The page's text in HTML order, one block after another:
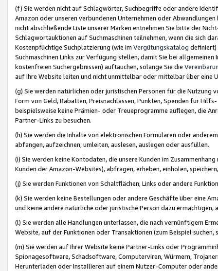
(f) Sie werden nicht auf Schlagwörter, Suchbegriffe oder andere
Amazon oder unseren verbundenen Unternehmen oder
nicht abschließende Liste unserer Marken entnehmen Sie bitte der
Schlagwortauktionen auf Suchmaschinen teilnehmen, wenn die sich
Kostenpflichtige Suchplatzierung (wie im Vergütungskatalog definiert)
Suchmaschinen Links zur Verfügung stellen, damit Sie bei
kostenfreien Suchergebnissen) auftauchen, solange Sie die
auf Ihre Website leiten und nicht unmittelbar oder mittelbar über eine
(g) Sie werden natürlichen oder juristischen Personen für die Nutzung
Form von Geld, Rabatten, Preisnachlässen, Punkten, Spenden für
beispielsweise keine Prämien- oder Treueprogramme auflegen, die
Partner-Links zu besuchen.
(h) Sie werden die Inhalte von elektronischen Formularen oder
abfangen, aufzeichnen, umleiten, auslesen, auslegen oder ausfüllen.
(i) Sie werden keine Kontodaten, die unsere Kunden im
Kunden der Amazon-Websites), abfragen, erheben, einholen,
(j) Sie werden Funktionen von Schaltflächen, Links oder andere
(k) Sie werden keine Bestellungen oder andere Geschäfte über eine
und keine andere natürliche oder juristische Person dazu
(l) Sie werden alle Handlungen unterlassen, die nach vernünftigem
Website, auf der Funktionen oder Transaktionen (zum Beispiel
(m) Sie werden auf Ihrer Website keine Partner-Links oder
Spionagesoftware, Schadsoftware, Computerviren, Würmern,
Herunterladen oder Installieren auf einem Nutzer-Computer oder